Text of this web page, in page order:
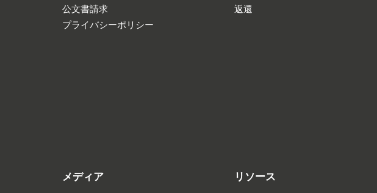
公文書請求
プライバシーポリシー
返還
メディア リソース